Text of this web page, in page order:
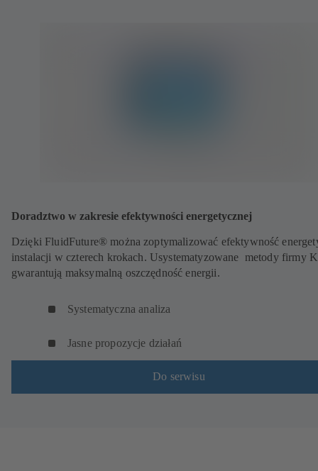
Doradztwo w zakresie efektywności energetycznej
Dzięki FluidFuture® można zoptymalizować efektywność
instalacji w czterech krokach. Usystematyzowane metody firmy
gwarantują maksymalną oszczędność energii.
Systematyczna analiza
Jasne propozycje działań
Do serwisu